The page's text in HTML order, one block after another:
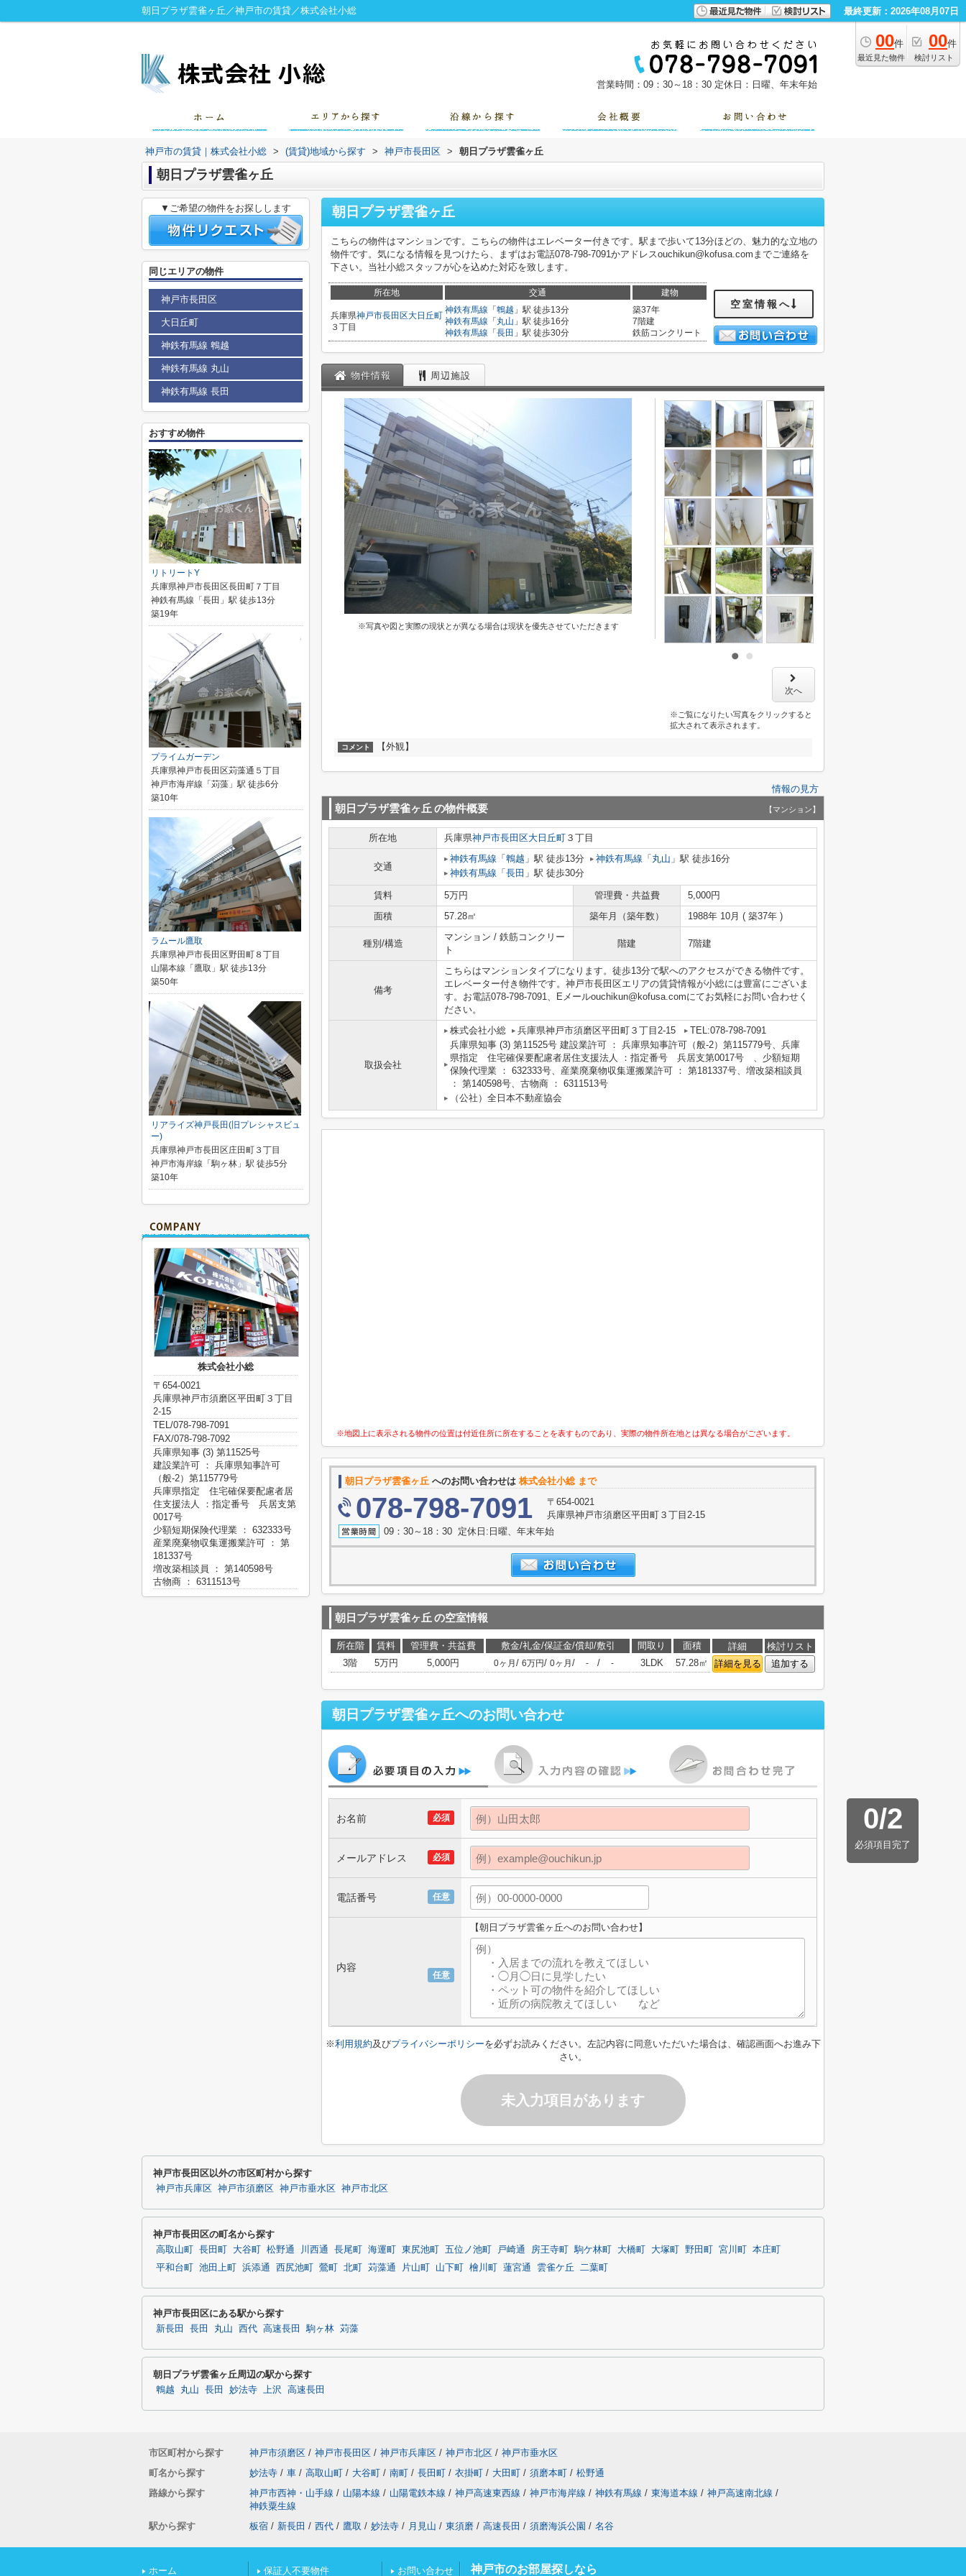
朝日プラザ雲雀ヶ丘／神戸市の賃貸／株式会社小総 最終更新：2026年08月07日
00件
最近見た物件
00件
検討リスト
営業時間：09：30～18：30 定休日：日曜、年末年始
神戸市の賃貸｜株式会社小総 > (賃貸)地域から探す > 神戸市長田区 > 朝日プラザ雲雀ヶ丘
朝日プラザ雲雀ヶ丘
朝日プラザ雲雀ヶ丘
こちらの物件はマンションです。こちらの物件はエレベーター付きです。駅まで歩いて13分ほどの、魅力的な立地の
物件です。気になる情報を見つけたら、まずはお電話078-798-7091かアドレスouchikun@kofusa.comまでご連絡を
下さい。当社小総スタッフが心を込めた対応を致します。
所在地 交通 建物
兵庫県神戸市長田区大日丘町
３丁目
神鉄有馬線 「 鵯越 」駅 徒歩13分
神鉄有馬線 「 丸山 」駅 徒歩16分
神鉄有馬線 「 長田 」駅 徒歩30分
築37年
7階建
鉄筋コンクリート
空室情報へ
物件情報 周辺施設
※写真や図と実際の現状とが異なる場合は現状を優先させていただきます
次へ
※ご覧になりたい写真をクリックすると
拡大されて表示されます。
コメント 【外観】
情報の見方
朝日プラザ雲雀ヶ丘 の物件概要 【マンション】
所在地 兵庫県神戸市長田区大日丘町 ３丁目
交通
神鉄有馬線 「 鵯越 」駅 徒歩13分 神鉄有馬線 「 丸山 」駅 徒歩16分
神鉄有馬線 「 長田 」駅 徒歩30分
賃料 5万円 管理費・共益費
5,000円
面積
57.28㎡ 築年月（築年数） 1988年 10月 ( 築37年 )
種別/構造
マンション / 鉄筋コンクリー
ト
階建 7階建
備考
こちらはマンションタイプになります。徒歩13分で駅へのアクセスができる物件です。
エレベーター付き物件です。神戸市長田区エリアの賃貸情報が小総には豊富にございま
す。お電話078-798-7091、Eメールouchikun@kofusa.comにてお気軽にお問い合わせく
ださい。
取扱会社
株式会社小総 兵庫県神戸市須磨区平田町３丁目2-15
TEL:078-798-7091
兵庫県知事 (3) 第11525号 建設業許可 ： 兵庫県知事許可（般-2）第115779号、兵庫
県指定 住宅確保要配慮者居住支援法人 ：指定番号 兵居支第0017号 、少額短期
保険代理業 ： 632333号、産業廃棄物収集運搬業許可 ： 第181337号、増改築相談員
： 第140598号、古物商 ： 6311513号
（公社）全日本不動産協会
※地図上に表示される物件の位置は付近住所に所在することを表すものであり、実際の物件所在地とは異なる場合がございます。
朝日プラザ雲雀ヶ丘 へのお問い合わせは 株式会社小総 まで
078-798-7091
〒654-0021
兵庫県神戸市須磨区平田町３丁目2-15
09：30～18：30 定休日:日曜、年末年始
朝日プラザ雲雀ヶ丘 の空室情報
所在階 賃料 管理費・共益費 敷金/礼金/保証金/償却/敷引 間取り 面積 詳細
検討リスト
3階
5万円 5,000円 0ヶ月 / 6万円/ 0ヶ月 / - / - 3LDK 57.28㎡ 詳細を見る 追加する
朝日プラザ雲雀ヶ丘へのお問い合わせ
0/2
必須項目完了
必須
お名前
必須
メールアドレス
任意
電話番号
任意
内容
【朝日プラザ雲雀ヶ丘へのお問い合わせ】
※利用規約及びプライバシーポリシーを必ずお読みください。左記内容に同意いただいた場合は、確認画面へお進み下
さい。
未入力項目があります
▼ご希望の物件をお探しします
同じエリアの物件
神戸市長田区
大日丘町
神鉄有馬線 鵯越
神鉄有馬線 丸山
神鉄有馬線 長田
おすすめ物件
リトリートY
兵庫県神戸市長田区長田町７丁目
神鉄有馬線「長田」駅 徒歩13分
築19年
プライムガーデン
兵庫県神戸市長田区苅藻通５丁目
神戸市海岸線「苅藻」駅 徒歩6分
築10年
ラムール鷹取
兵庫県神戸市長田区野田町８丁目
山陽本線「鷹取」駅 徒歩13分
築50年
リアライズ神戸長田(旧プレシャスビュ
ー)
兵庫県神戸市長田区庄田町３丁目
神戸市海岸線「駒ヶ林」駅 徒歩5分
築10年
株式会社小総
〒654-0021
兵庫県神戸市須磨区平田町３丁目
2-15
TEL/078-798-7091
FAX/078-798-7092
兵庫県知事 (3) 第11525号
建設業許可 ： 兵庫県知事許可
（般-2）第115779号
兵庫県指定 住宅確保要配慮者居
住支援法人 ：指定番号 兵居支第
0017号
少額短期保険代理業 ： 632333号
産業廃棄物収集運搬業許可 ： 第
181337号
増改築相談員 ： 第140598号
古物商 ： 6311513号
神戸市長田区以外の市区町村から探す
神戸市兵庫区 神戸市須磨区 神戸市垂水区 神戸市北区
神戸市長田区の町名から探す
高取山町 長田町 大谷町 松野通 川西通 長尾町 海運町 東尻池町 五位ノ池町 戸崎通 房王寺町 駒ケ林町 大橋町 大塚町 野田町 宮川町
本庄町
平和台町
池田上町 浜添通 西尻池町 鶯町 北町 苅藻通 片山町 山下町 檜川町 蓮宮通 雲雀ケ丘 二葉町
神戸市長田区にある駅から探す
新長田 長田 丸山 西代 高速長田 駒ヶ林 苅藻
朝日プラザ雲雀ヶ丘周辺の駅から探す
鵯越 丸山 長田 妙法寺 上沢 高速長田
市区町村から探す 神戸市須磨区 / 神戸市長田区 / 神戸市兵庫区 / 神戸市北区 / 神戸市垂水区
町名から探す
妙法寺 / 車 / 高取山町 / 大谷町 / 南町 / 長田町 / 衣掛町 / 大田町 / 須磨本町 / 松野通
路線から探す
神戸市西神・山手線 / 山陽本線 / 山陽電鉄本線 / 神戸高速東西線 / 神戸市海岸線 / 神鉄有馬線 / 東海道本線 / 神戸高速南北線 /
神鉄粟生線
駅から探す
板宿 / 新長田 / 西代 / 鷹取 / 妙法寺 / 月見山 / 東須磨 / 高速長田 / 須磨海浜公園 / 名谷
ホーム 保証人不要物件 お問い合わせ 神戸市のお部屋探しなら